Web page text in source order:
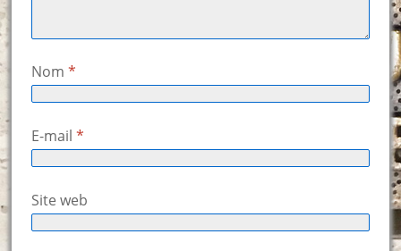
Nom *
E-mail *
Site web